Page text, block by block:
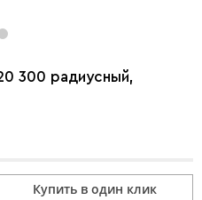
300 радиусный,
Купить в один клик